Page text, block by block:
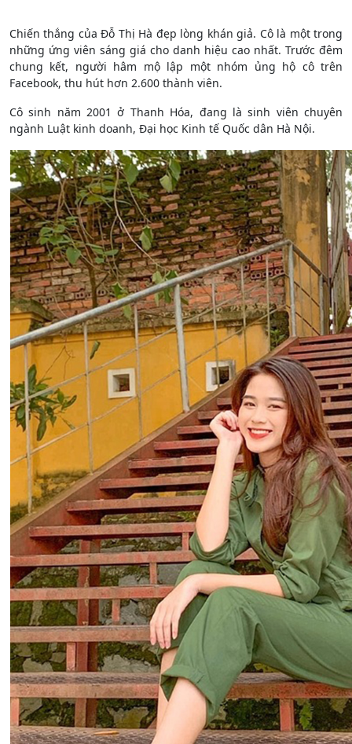
Chiến thắng của Đỗ Thị Hà đẹp lòng khán giả. Cô là một trong
những ứng viên sáng giá cho danh hiệu cao nhất. Trước đêm
chung kết, người hâm mộ lập một nhóm ủng hộ cô trên
Facebook, thu hút hơn 2.600 thành viên.
Cô sinh năm 2001 ở Thanh Hóa, đang là sinh viên chuyên
ngành Luật kinh doanh, Đại học Kinh tế Quốc dân Hà Nội.